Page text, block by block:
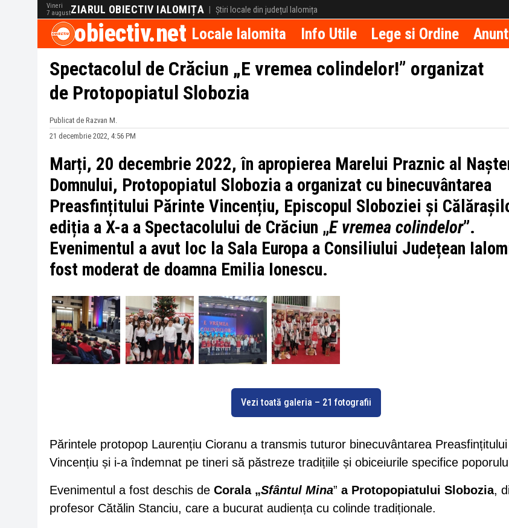
Vineri
7 augustZIARUL OBIECTIV IALOMIȚA | Știri locale din județul Ialomița
obiectiv.net Locale Ialomita Info Utile Lege si Ordine
Spectacolul de Crăciun „E vremea colindelor!” organizat
de Protopopiatul Slobozia
Publicat de Razvan M.
21 decembrie 2022, 4:56 PM
Marți, 20 decembrie 2022, în apropierea Marelui Praznic al
Domnului, Protopopiatul Slobozia a organizat cu binecuvântarea
Preasfințitului Părinte Vincențiu, Episcopul Sloboziei și
ediția a X-a a Spectacolului de Crăciun „E vremea colindelor”.
Evenimentul a avut loc la Sala Europa a Consiliului Județean
fost moderat de doamna Emilia Ionescu.
Vezi toată galeria – 21 fotografii
Părintele protopop Laurențiu Cioranu a transmis tuturor binecuvântarea
Vincențiu și i-a îndemnat pe tineri să păstreze tradițiile și obiceiurile specifice
Evenimentul a fost deschis de Corala „Sfântul Mina” a Protopopiatului Slobozia,
profesor Cătălin Stanciu, care a bucurat audiența cu colinde tradiționale.